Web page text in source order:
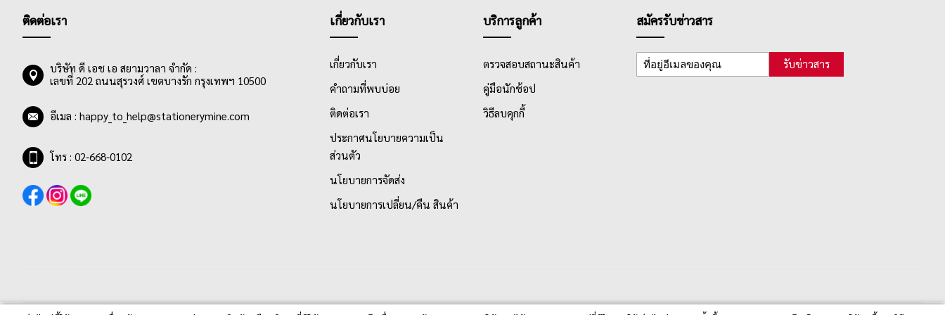
ติดต่อเรา
บริษัท ดี เอช เอ สยามวาลา จำกัด :
เลขที่ 202 ถนนสุรวงศ์ เขตบางรัก กรุงเทพฯ 10500
อีเมล : happy_to_help@stationerymine.com
โทร : 02-668-0102
เกี่ยวกับเรา
เกี่ยวกับเรา
คำถามที่พบบ่อย
ติดต่อเรา
ประกาศนโยบายความเป็น
ส่วนตัว
นโยบายการจัดส่ง
นโยบายการเปลี่ยน/คืน สินค้า
บริการลูกค้า
ตรวจสอบสถานะสินค้า
คู่มือนักช้อป
วิธีลบคุกกี้
สมัครรับข่าวสาร
รับข่าวสาร